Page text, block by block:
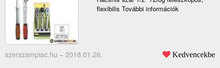
flexibilis További információk
szerszampiac.hu – 2018.01.26. Kedvencekbe